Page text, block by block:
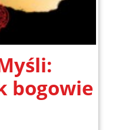
bogowie